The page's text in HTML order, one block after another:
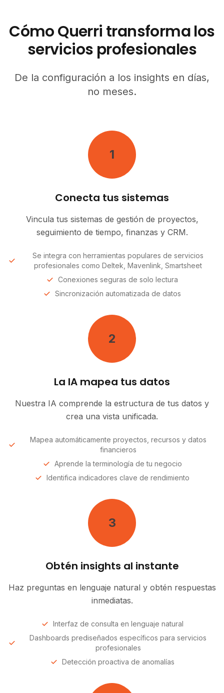
Cómo Querri transforma los
servicios profesionales
De la configuración a los insights en días,
no meses.
1
Conecta tus sistemas
Vincula tus sistemas de gestión de proyectos,
seguimiento de tiempo, finanzas y CRM.
Se integra con herramientas populares de servicios
profesionales como Deltek, Mavenlink, Smartsheet
Conexiones seguras de solo lectura
Sincronización automatizada de datos
2
La IA mapea tus datos
Nuestra IA comprende la estructura de tus datos y
crea una vista unificada.
Mapea automáticamente proyectos, recursos y datos
financieros
Aprende la terminología de tu negocio
Identifica indicadores clave de rendimiento
3
Obtén insights al instante
Haz preguntas en lenguaje natural y obtén respuestas
inmediatas.
Interfaz de consulta en lenguaje natural
Dashboards prediseñados específicos para servicios
profesionales
Detección proactiva de anomalías